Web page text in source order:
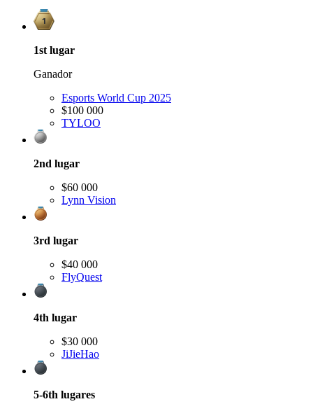
1st lugar
Ganador
Esports World Cup 2025
$100 000
TYLOO
2nd lugar
$60 000
Lynn Vision
3rd lugar
$40 000
FlyQuest
4th lugar
$30 000
JiJieHao
5-6th lugares